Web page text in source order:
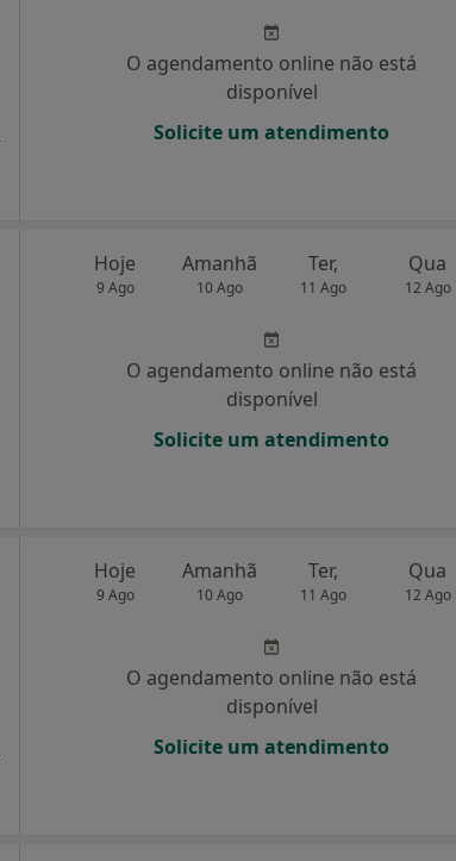
O agendamento online não está
disponível
Solicite um atendimento
Hoje
9 Ago
Amanhã
10 Ago
Ter,
11 Ago
Qua
12 Ago
O agendamento online não está
disponível
Solicite um atendimento
Hoje
9 Ago
Amanhã
10 Ago
Ter,
11 Ago
Qua
12 Ago
O agendamento online não está
disponível
Solicite um atendimento